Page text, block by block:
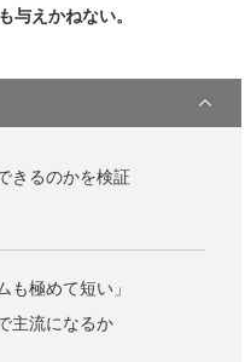
えかねない。
きるのかを検証
極めて短い」
主流になるか